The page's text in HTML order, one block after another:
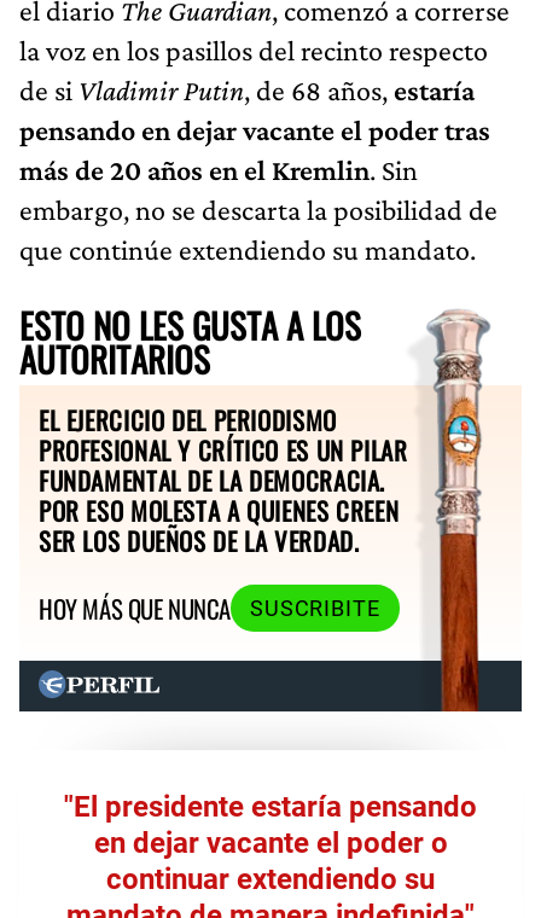
el diario The Guardian, comenzó a correrse
la voz en los pasillos del recinto respecto
de si Vladimir Putin, de 68 años, estaría
pensando en dejar vacante el poder tras
más de 20 años en el Kremlin. Sin
embargo, no se descarta la posibilidad de
que continúe extendiendo su mandato.
ESTO NO LES GUSTA A LOS
AUTORITARIOS
EL EJERCICIO DEL PERIODISMO
PROFESIONAL Y CRÍTICO ES UN PILAR
FUNDAMENTAL DE LA DEMOCRACIA.
POR ESO MOLESTA A QUIENES CREEN
SER LOS DUEÑOS DE LA VERDAD.
HOY MÁS QUE NUNCA
SUSCRIBITE
"El presidente estaría pensando
en dejar vacante el poder o
continuar extendiendo su